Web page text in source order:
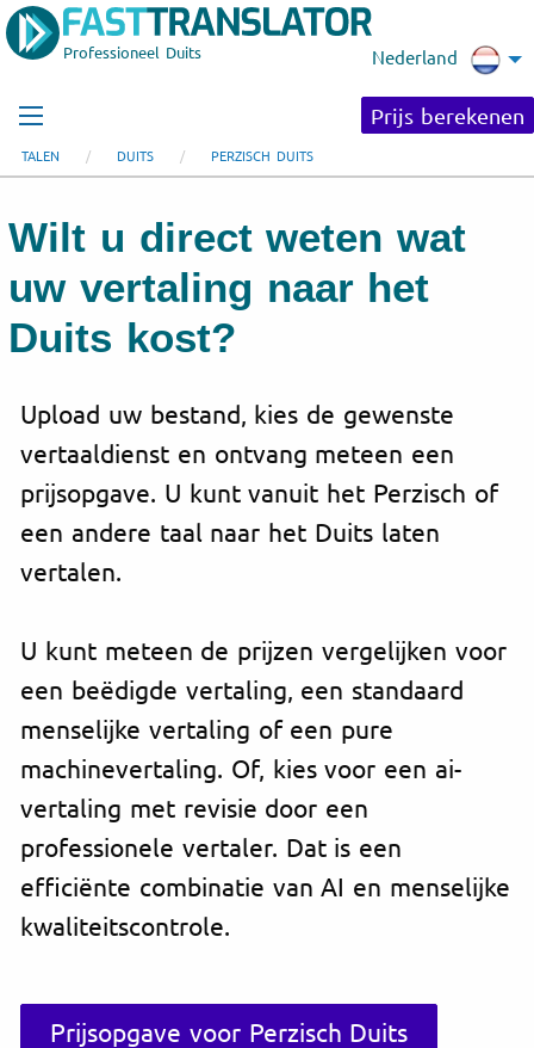
Professioneel Duits Nederland
Prijs berekenen
TALEN DUITS PERZISCH DUITS
Wilt u direct weten wat
uw vertaling naar het
Duits kost?
Upload uw bestand, kies de gewenste
vertaaldienst en ontvang meteen een
prijsopgave. U kunt vanuit het Perzisch of
een andere taal naar het Duits laten
vertalen.
U kunt meteen de prijzen vergelijken voor
een beëdigde vertaling, een standaard
menselijke vertaling of een pure
machinevertaling. Of, kies voor een ai-
vertaling met revisie door een
professionele vertaler. Dat is een
efficiënte combinatie van AI en menselijke
kwaliteitscontrole.
Prijsopgave voor Perzisch Duits